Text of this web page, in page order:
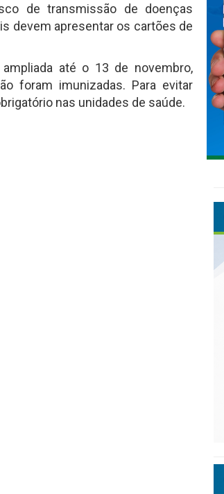
de transmissão de doenças
devem apresentar os cartões de
até o 13 de novembro,
foram imunizadas. Para evitar
nas unidades de saúde.